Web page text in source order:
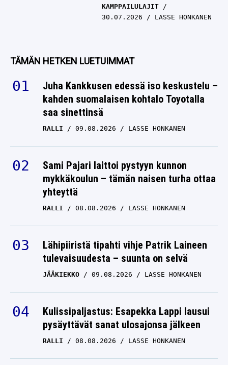
KAMPPAILULAJIT
30.07.2026
LASSE HONKANEN
TÄMÄN HETKEN LUETUIMMAT
Juha Kankkusen edessä iso keskustelu –
kahden suomalaisen kohtalo Toyotalla
saa sinettinsä
RALLI 09.08.2026 LASSE HONKANEN
Sami Pajari laittoi pystyyn kunnon
mykkäkoulun – tämän naisen turha ottaa
yhteyttä
RALLI 08.08.2026 LASSE HONKANEN
Lähipiiristä tipahti vihje Patrik Laineen
tulevaisuudesta – suunta on selvä
JÄÄKIEKKO 09.08.2026 LASSE HONKANEN
Kulissipaljastus: Esapekka Lappi lausui
pysäyttävät sanat ulosajonsa jälkeen
RALLI 08.08.2026 LASSE HONKANEN